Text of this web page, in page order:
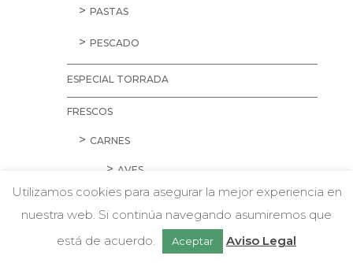
PASTAS
PESCADO
ESPECIAL TORRADA
FRESCOS
CARNES
AVES
CARNE PICADA
CERDO w Chatea con nosotros
Utilizamos cookies para asegurar la mejor experiencia en
nuestra web. Si continúa navegando asumiremos que
está de acuerdo.
Aceptar Aviso Legal